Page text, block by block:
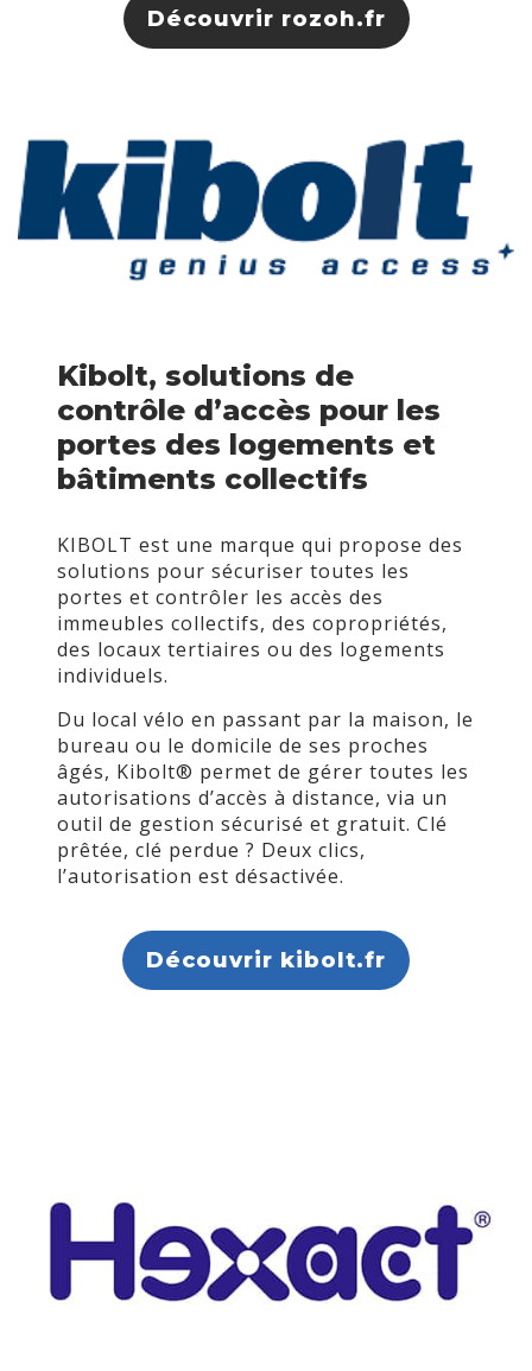
Découvrir rozoh.fr
Kibolt, solutions de
contrôle d’accès pour les
portes des logements et
bâtiments collectifs
KIBOLT est une marque qui propose des
solutions pour sécuriser toutes les
portes et contrôler les accès des
immeubles collectifs, des copropriétés,
des locaux tertiaires ou des logements
individuels.
Du local vélo en passant par la maison, le
bureau ou le domicile de ses proches
âgés, Kibolt® permet de gérer toutes les
autorisations d’accès à distance, via un
outil de gestion sécurisé et gratuit. Clé
prêtée, clé perdue ? Deux clics,
l’autorisation est désactivée.
Découvrir kibolt.fr